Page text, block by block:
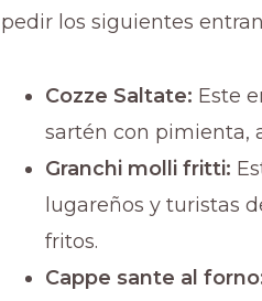
pedir los siguientes
Cozze Saltate: Este
sartén con pimienta,
Granchi molli fritti:
lugareños y turistas
fritos.
Cappe sante al